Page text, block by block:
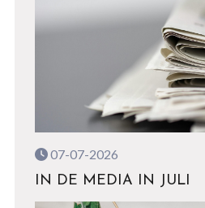
07-07-2026
IN DE MEDIA IN JULI